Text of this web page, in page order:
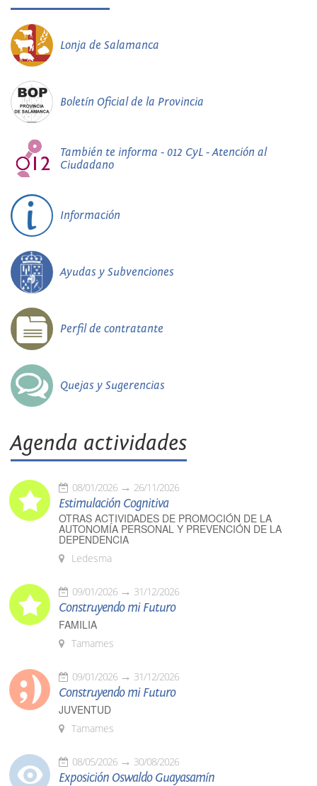
Lonja de Salamanca
Boletín Oficial de la Provincia
También te informa - 012 CyL - Atención al
Ciudadano
Información
Ayudas y Subvenciones
Perfil de contratante
Quejas y Sugerencias
Agenda actividades
08/01/2026 26/11/2026
Estimulación Cognitiva
OTRAS ACTIVIDADES DE PROMOCIÓN DE LA
AUTONOMÍA PERSONAL Y PREVENCIÓN DE LA
DEPENDENCIA
Ledesma
09/01/2026 31/12/2026
Construyendo mi Futuro
FAMILIA
Tamames
09/01/2026 31/12/2026
Construyendo mi Futuro
JUVENTUD
Tamames
08/05/2026 30/08/2026
Exposición Oswaldo Guayasamín